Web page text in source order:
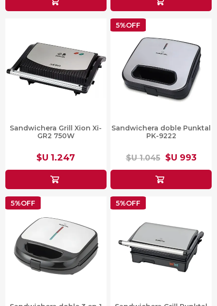
Sandwichera Grill Xion Xi-
GR2 750W
$U 1.247
5%OFF
Sandwichera doble Punktal
PK-9222
$U 1.045 $U 993
5%OFF 5%OFF